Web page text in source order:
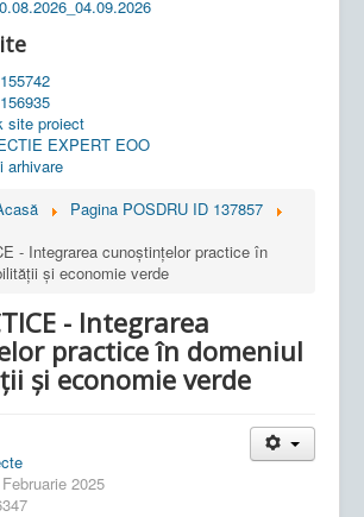
site proiect
EXPERT EOO
arhivare
Pagina POSDRU ID 137857
- Integrarea cunoștințelor practice în
și economie verde
- Integrarea
practice în domeniul
și economie verde
2025